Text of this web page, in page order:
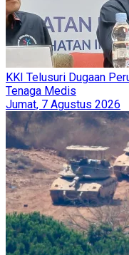
KKI Telusuri Dugaan
Tenaga Medis
Jumat, 7 Agustus 2026